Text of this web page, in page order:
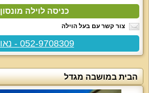
כניסה לוילה מונסון
צור קשר עם בעל הוילה
052-9708309 - נאור
הבית במושבה מגדל